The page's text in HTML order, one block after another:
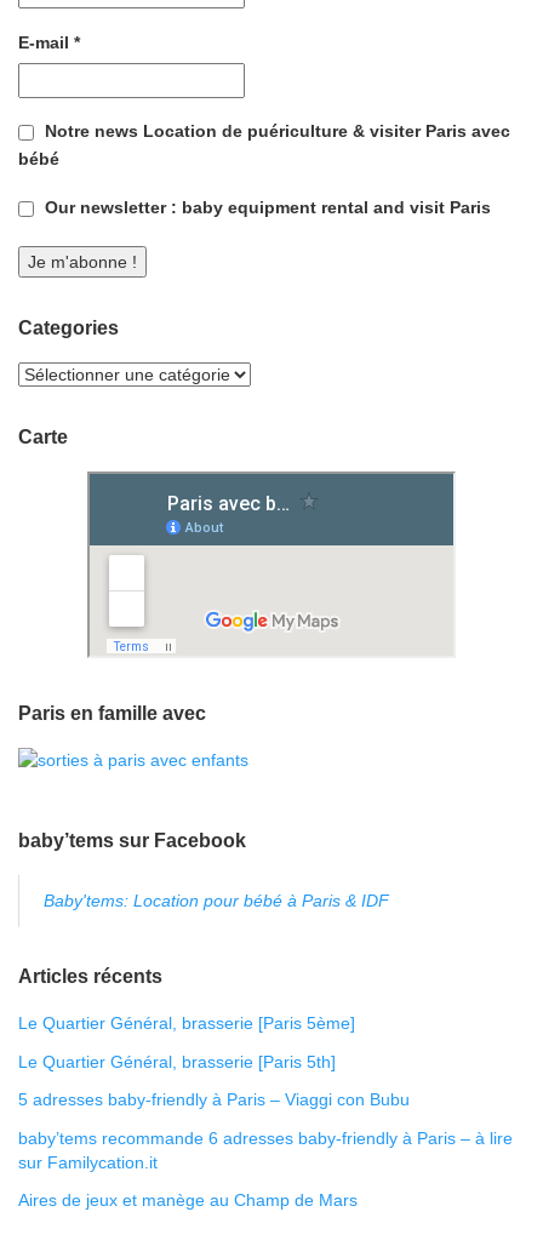
E-mail *
Notre news Location de puériculture & visiter Paris avec
bébé
Our newsletter : baby equipment rental and visit Paris
Categories
Carte
Paris en famille avec
baby’tems sur Facebook
Baby'tems: Location pour bébé à Paris & IDF
Articles récents
Le Quartier Général, brasserie [Paris 5ème]
Le Quartier Général, brasserie [Paris 5th]
5 adresses baby-friendly à Paris – Viaggi con Bubu
baby’tems recommande 6 adresses baby-friendly à Paris – à lire
sur Familycation.it
Aires de jeux et manège au Champ de Mars